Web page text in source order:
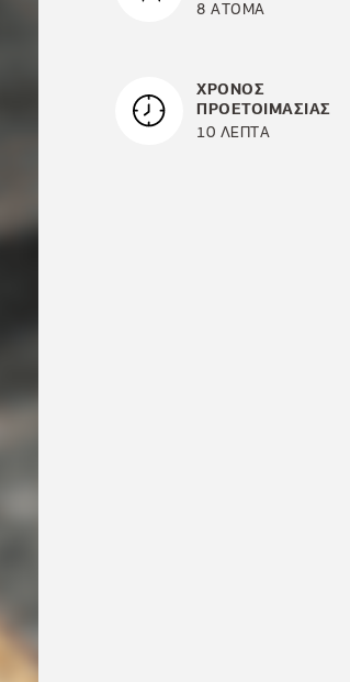
8 ΑΤΟΜΑ
ΧΡΟΝΟΣ
ΠΡΟΕΤΟΙΜΑΣΙΑΣ
10 ΛΕΠΤΑ